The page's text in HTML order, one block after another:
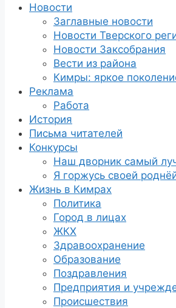
Новости
Заглавные новости
Новости Тверского
Новости Заксобрания
Вести из района
Кимры: яркое
Реклама
Работа
История
Письма читателей
Конкурсы
Наш дворник самый
Я горжусь своей
Жизнь в Кимрах
Политика
Город в лицах
ЖКХ
Здравоохранение
Образование
Поздравления
Предприятия и
Происшествия